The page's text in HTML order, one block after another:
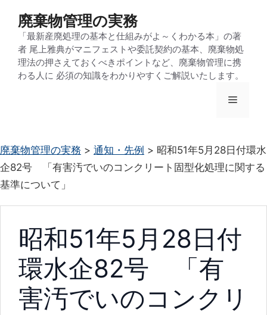
ッ
プ
廃棄物管理の実務
「最新産廃処理の基本と仕組みがよ～くわかる本」の著
者 尾上雅典がマニフェストや委託契約の基本、廃棄物処
理法の押さえておくべきポイントなど、廃棄物管理に携
わる人に 必須の知識をわかりやすくご解説いたします。
メ
ュ
ー
廃棄物管理の実務 > 通知・先例 > 昭和51年5月28日付環水
企82号 「有害汚でいのコンクリート固型化処理に関する
基準について」
昭和51年5月28日付
環水企82号 「有
害汚でいのコンクリ